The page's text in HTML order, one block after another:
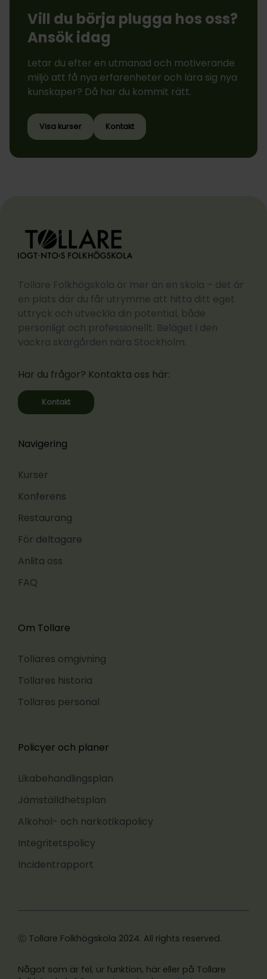
Vill du börja plugga hos oss?
Ansök idag
Letar du efter en utmanad och motiverande
miljö att få nya erfarenheter och lära sig nya
kunskaper? Då har du kommit rätt.
Visa kurser Kontakt
Tollare Folkhögskola är mer än en skola – det är
en plats där du får utrymme att hitta ditt eget
uttryck och utveckla din potential, både
personligt och professionellt. Beläget i den
vackra skärgården nära Stockholm.
Har du frågor? Kontakta oss här:
Kontakt
Navigering
Kurser
Konferens
Restaurang
För deltagare
Anlita oss
FAQ
Om Tollare
Tollares omgivning
Tollares historia
Tollares personal
Policyer och planer
Likabehandlingsplan
Jämställdhetsplan
Alkohol- och narkotikapolicy
Integritetspolicy
Incidentrapport
Ⓒ Tollare Folkhögskola 2024. All rights reserved.
Något som är fel, ur funktion, här eller på Tollare